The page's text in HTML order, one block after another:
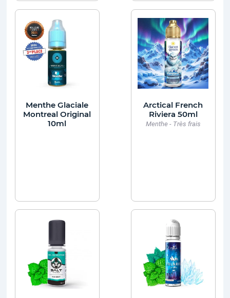
Menthe Glaciale
Montreal Original
10ml
Arctical French
Riviera 50ml
Menthe - Très frais